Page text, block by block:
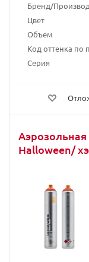
Бренд/
Цвет
Объем
Код оттенка по
Серия
Halloween/